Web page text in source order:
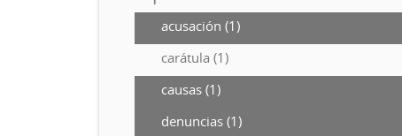
acusación (1)
carátula (1)
causas (1)
denuncias (1)